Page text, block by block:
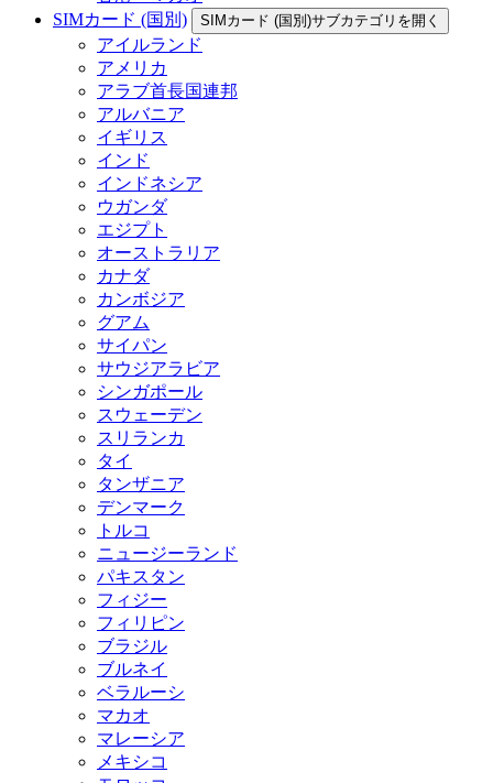
SIMカード (国別)
SIMカード (国別)サブカテゴリを開く
アイルランド
アメリカ
アラブ首長国連邦
アルバニア
イギリス
インド
インドネシア
ウガンダ
エジプト
オーストラリア
カナダ
カンボジア
グアム
サイパン
サウジアラビア
シンガポール
スウェーデン
スリランカ
タイ
タンザニア
デンマーク
トルコ
ニュージーランド
パキスタン
フィジー
フィリピン
ブラジル
ブルネイ
ベラルーシ
マカオ
マレーシア
メキシコ